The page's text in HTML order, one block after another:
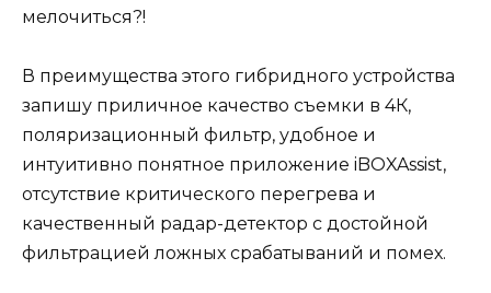
мелочиться?!
В преимущества этого гибридного устройства
запишу приличное качество съемки в 4К,
поляризационный фильтр, удобное и
интуитивно понятное приложение iBOXAssist,
отсутствие критического перегрева и
качественный радар-детектор с достойной
фильтрацией ложных срабатываний и помех.